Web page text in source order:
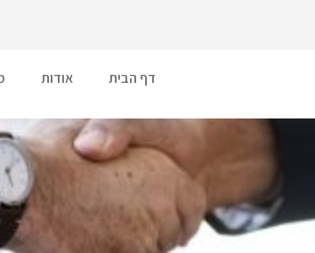
דף הבית אודות